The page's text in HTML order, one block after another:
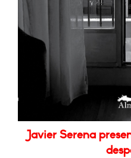
Javier Serena